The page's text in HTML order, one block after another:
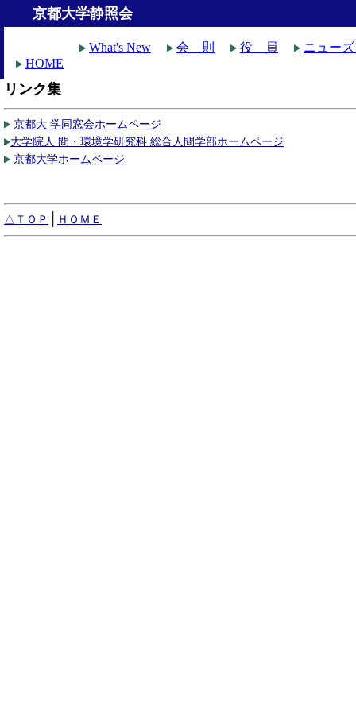
京都大学静照会
What's New 会 則 役 員
ニュー
HOME
リンク集
京都大 学同窓会ホームページ
大学院人 間・環境学研究科 総合人間学部ホームページ
京都大学ホームページ
△ＴＯＰ ＨＯＭＥ